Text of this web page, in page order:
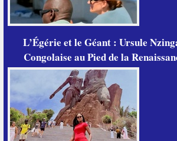
L’Égérie et le Géant : Ursule
Congolaise au Pied de la